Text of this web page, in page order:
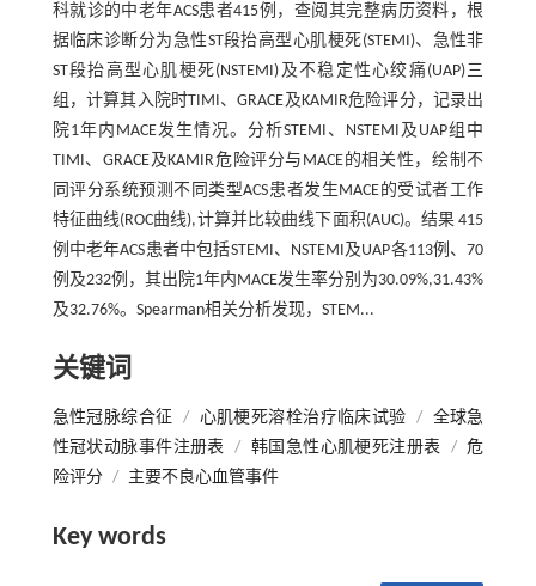
科就诊的中老年ACS患者415例，查阅其完整病历资料，根
据临床诊断分为急性ST段抬高型心肌梗死(STEMI)、急性非
ST段抬高型心肌梗死(NSTEMI)及不稳定性心绞痛(UAP)三
组，计算其入院时TIMI、GRACE及KAMIR危险评分，记录出
院1年内MACE发生情况。分析STEMI、NSTEMI及UAP组中
TIMI、GRACE及KAMIR危险评分与MACE的相关性，绘制不
同评分系统预测不同类型ACS患者发生MACE的受试者工作
特征曲线(ROC曲线),计算并比较曲线下面积(AUC)。结果 415
例中老年ACS患者中包括STEMI、NSTEMI及UAP各113例、70
例及232例，其出院1年内MACE发生率分别为30.09%,31.43%
及32.76%。Spearman相关分析发现，STEM...
关键词
急性冠脉综合征 / 心肌梗死溶栓治疗临床试验 / 全球急
性冠状动脉事件注册表
/ 韩国急性心肌梗死注册表 / 危
险评分 / 主要不良心血管事件
Key words